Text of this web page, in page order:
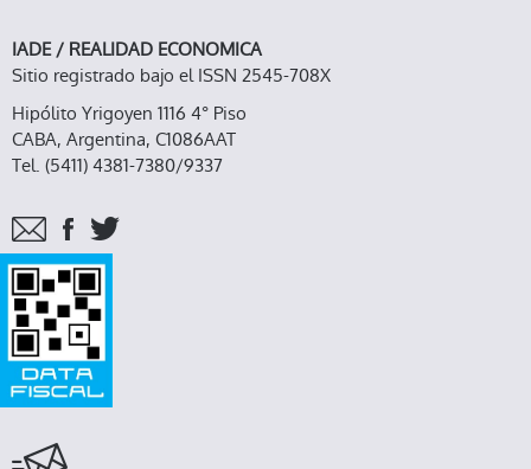
IADE / REALIDAD ECONOMICA
Sitio registrado bajo el ISSN 2545-708X
Hipólito Yrigoyen 1116 4° Piso
CABA, Argentina, C1086AAT
Tel. (5411) 4381-7380/9337